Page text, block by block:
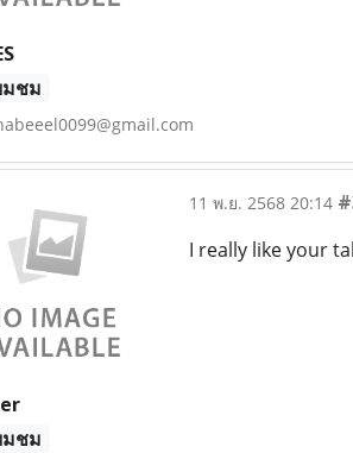
มชม
มชม
11 พ.ย. 2568 20:14
I really like your